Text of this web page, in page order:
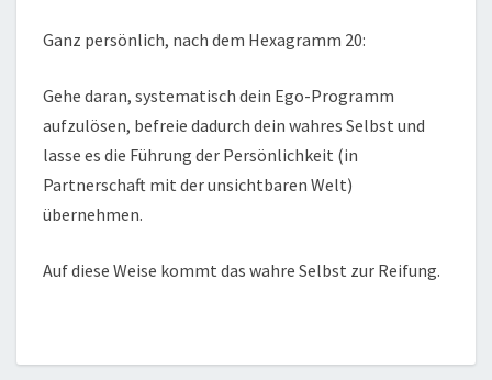
Ganz persönlich, nach dem Hexagramm 20:
Gehe daran, systematisch dein Ego-Programm
aufzulösen, befreie dadurch dein wahres Selbst und
lasse es die Führung der Persönlichkeit (in
Partnerschaft mit der unsichtbaren Welt)
übernehmen.
Auf diese Weise kommt das wahre Selbst zur Reifung.